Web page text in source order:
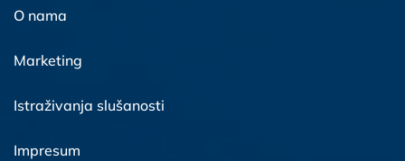
O nama
Marketing
Istraživanja slušanosti
Impresum